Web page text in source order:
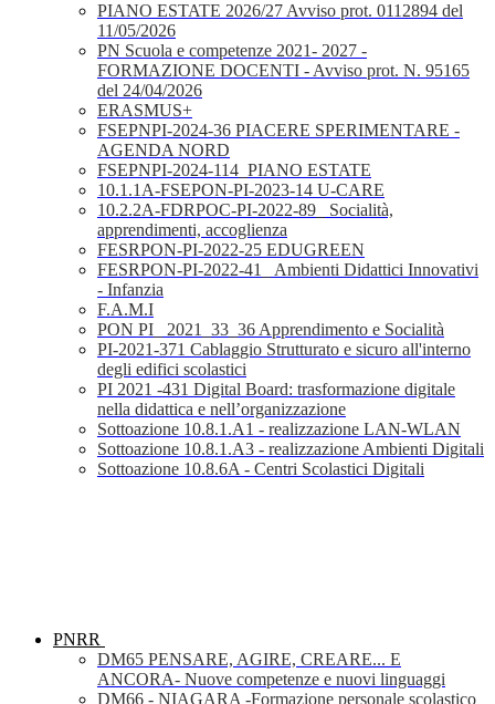
PIANO ESTATE 2026/27 Avviso prot. 0112894 del
11/05/2026
PN Scuola e competenze 2021- 2027 -
FORMAZIONE DOCENTI - Avviso prot. N. 95165
del 24/04/2026
ERASMUS+
FSEPNPI-2024-36 PIACERE SPERIMENTARE -
AGENDA NORD
FSEPNPI-2024-114_PIANO ESTATE
10.1.1A-FSEPON-PI-2023-14 U-CARE
10.2.2A-FDRPOC-PI-2022-89_ Socialità,
apprendimenti, accoglienza
FESRPON-PI-2022-25 EDUGREEN
FESRPON-PI-2022-41_ Ambienti Didattici Innovativi
- Infanzia
F.A.M.I
PON PI_ 2021_33_36 Apprendimento e Socialità
PI-2021-371 Cablaggio Strutturato e sicuro all'interno
degli edifici scolastici
PI 2021 -431 Digital Board: trasformazione digitale
nella didattica e nell’organizzazione
Sottoazione 10.8.1.A1 - realizzazione LAN-WLAN
Sottoazione 10.8.1.A3 - realizzazione Ambienti Digitali
Sottoazione 10.8.6A - Centri Scolastici Digitali
PNRR
DM65 PENSARE, AGIRE, CREARE... E
ANCORA- Nuove competenze e nuovi linguaggi
DM66 - NIAGARA -Formazione personale scolastico